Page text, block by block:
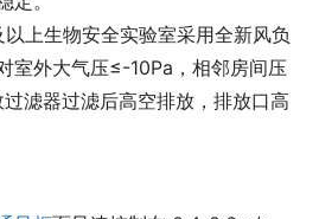
上生物安全实验室采用全新风负
室外大气压≤-10Pa，相邻房间压
滤器过滤后高空排放，排放口高